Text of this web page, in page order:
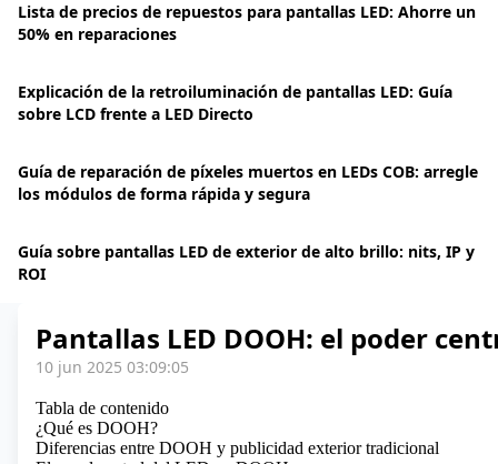
Lista de precios de repuestos para pantallas LED: Ahorre un
50% en reparaciones
Explicación de la retroiluminación de pantallas LED: Guía
sobre LCD frente a LED Directo
Guía de reparación de píxeles muertos en LEDs COB: arregle
los módulos de forma rápida y segura
Guía sobre pantallas LED de exterior de alto brillo: nits, IP y
ROI
Pantallas LED DOOH: el poder
10 jun 2025 03:09:05
Tabla de contenido
¿Qué es DOOH?
Diferencias entre DOOH y publicidad exterior tradicional